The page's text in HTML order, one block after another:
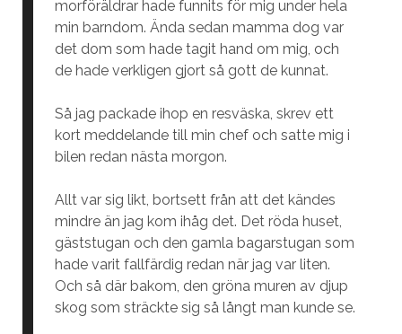
morföräldrar hade funnits för mig under hela
min barndom. Ända sedan mamma dog var
det dom som hade tagit hand om mig, och
de hade verkligen gjort så gott de kunnat.
Så jag packade ihop en resväska, skrev ett
kort meddelande till min chef och satte mig i
bilen redan nästa morgon.
Allt var sig likt, bortsett från att det kändes
mindre än jag kom ihåg det. Det röda huset,
gäststugan och den gamla bagarstugan som
hade varit fallfärdig redan när jag var liten.
Och så där bakom, den gröna muren av djup
skog som sträckte sig så långt man kunde se.